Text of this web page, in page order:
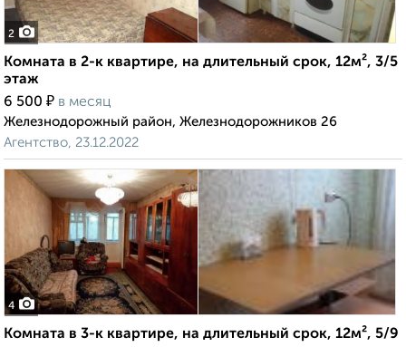
2
Комната в 2-к квартире, на длительный срок, 12м², 3/5
этаж
6 500 ₽ в месяц
Железнодорожный район, Железнодорожников 26
Агентство, 23.12.2022
4
Комната в 3-к квартире, на длительный срок, 12м², 5/9